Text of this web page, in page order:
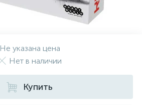
Не указана цена
Нет в наличии
Купить